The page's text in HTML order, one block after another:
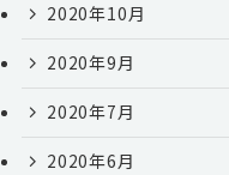
2020年10月
2020年9月
2020年7月
2020年6月